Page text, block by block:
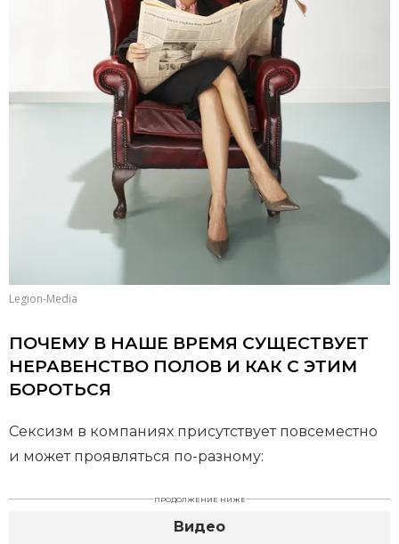
Legion-Media
ПОЧЕМУ В НАШЕ ВРЕМЯ СУЩЕСТВУЕТ
НЕРАВЕНСТВО ПОЛОВ И КАК С ЭТИМ
БОРОТЬСЯ
Сексизм в компаниях присутствует повсеместно
и может проявляться по-разному:
ПРОДОЛЖЕНИЕ НИЖЕ
Видео